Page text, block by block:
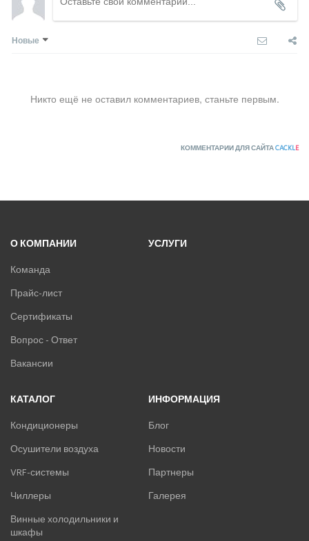
Новые
Никто ещё не оставил комментариев, станьте первым.
КОММЕНТАРИИ ДЛЯ САЙТАCACKLE
О КОМПАНИИ
Команда
Прайс-лист
Сертификаты
Вопрос - Ответ
Вакансии
УСЛУГИ
КАТАЛОГ
Кондиционеры
Осушители воздуха
VRF-системы
Чиллеры
Винные холодильники и
шкафы
ИНФОРМАЦИЯ
Блог
Новости
Партнеры
Галерея